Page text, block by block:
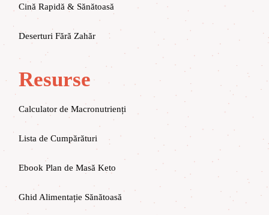
Cină Rapidă & Sănătoasă
Deserturi Fără Zahăr
Resurse
Calculator de Macronutrienți
Lista de Cumpărături
Ebook Plan de Masă Keto
Ghid Alimentație Sănătoasă